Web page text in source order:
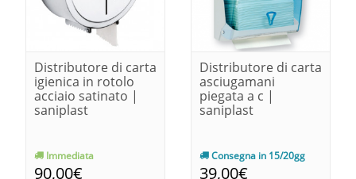
Distributore di carta
igienica in rotolo
acciaio satinato |
saniplast
Immediata
90,00€
Distributore di carta
asciugamani
piegata a c |
saniplast
Consegna in 15/20gg
39,00€